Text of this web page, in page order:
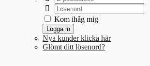
Kom ihåg mig
Logga in
Nya kunder klicka här
Glömt ditt lösenord?